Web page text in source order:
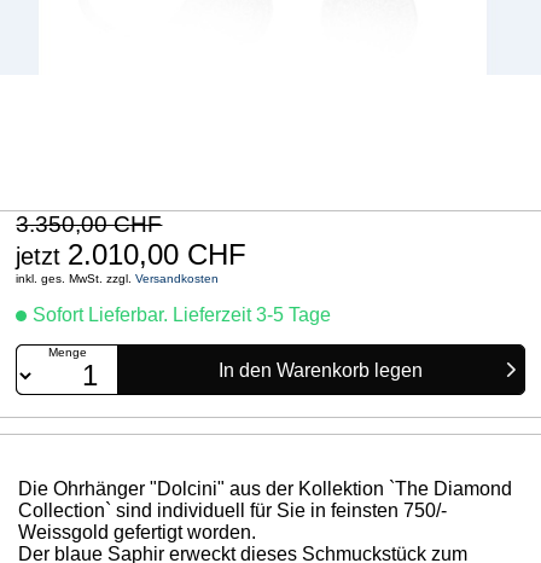
3.350,00 CHF
jetzt 2.010,00 CHF
inkl. ges. MwSt. zzgl.Versandkosten
Sofort Lieferbar. Lieferzeit 3-5 Tage
Menge
Die Ohrhänger "Dolcini" aus der Kollektion `The Diamond
Collection` sind individuell für Sie in feinsten 750/-
Weissgold gefertigt worden.
Der blaue Saphir erweckt dieses Schmuckstück zum